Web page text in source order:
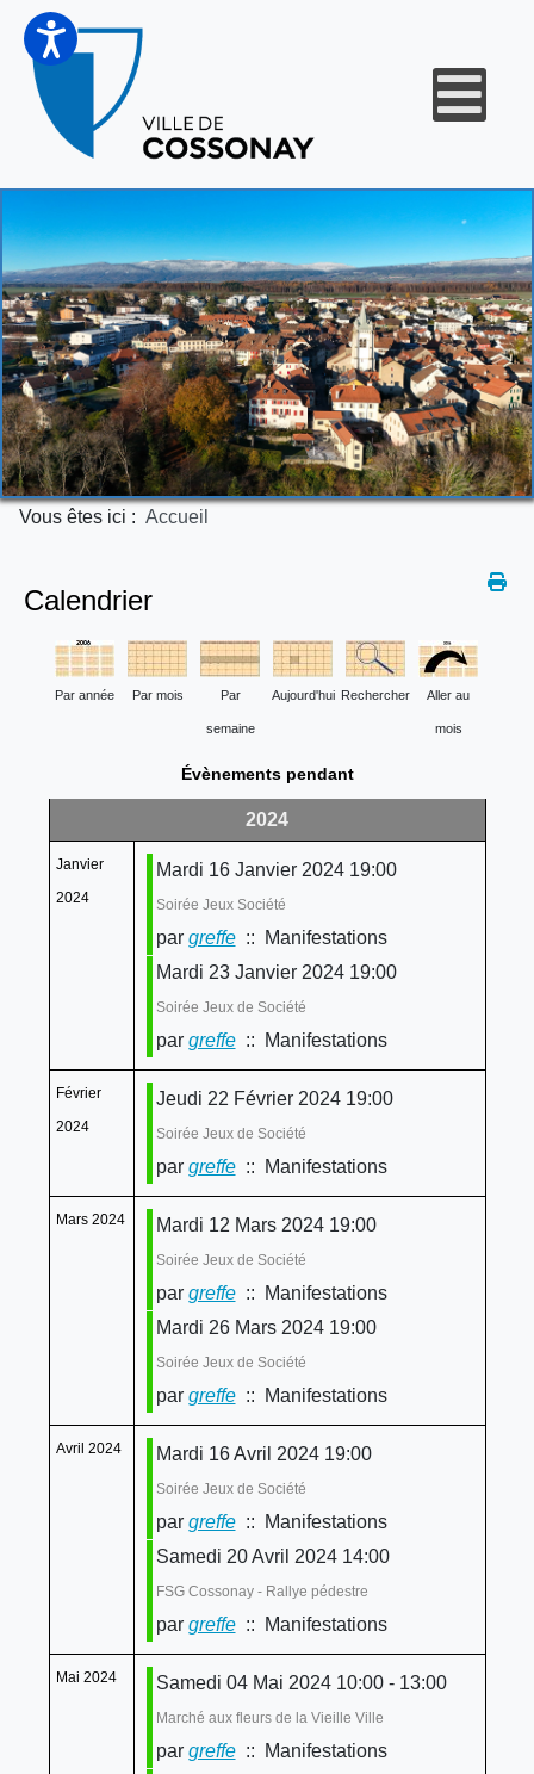
Vous êtes ici : Accueil
Calendrier
Par année Par mois Par
semaine
Aujourd'hui Rechercher Aller au
mois
Évènements pendant
2024
Janvier
2024
Mardi 16 Janvier 2024 19:00
Soirée Jeux Société
par greffe:: Manifestations
Mardi 23 Janvier 2024 19:00
Soirée Jeux de Société
par greffe:: Manifestations
Février
2024
Jeudi 22 Février 2024 19:00
Soirée Jeux de Société
par greffe:: Manifestations
Mars 2024 Mardi 12 Mars 2024 19:00
Soirée Jeux de Société
par greffe:: Manifestations
Mardi 26 Mars 2024 19:00
Soirée Jeux de Société
par greffe:: Manifestations
Avril 2024 Mardi 16 Avril 2024 19:00
Soirée Jeux de Société
par greffe:: Manifestations
Samedi 20 Avril 2024 14:00
FSG Cossonay - Rallye pédestre
par greffe:: Manifestations
Mai 2024 Samedi 04 Mai 2024 10:00 - 13:00
Marché aux fleurs de la Vieille Ville
par greffe:: Manifestations